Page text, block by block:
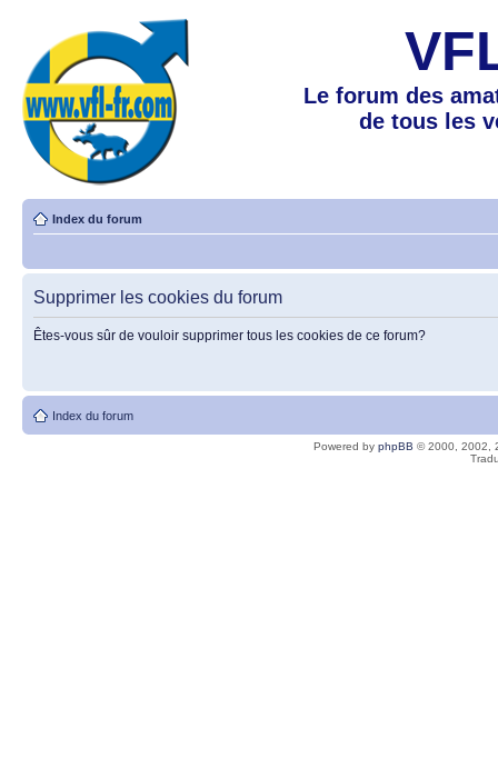
Le forum des
de tous les
Index du forum
Supprimer les cookies du forum
Êtes-vous sûr de vouloir supprimer tous les cookies de ce forum?
Index du forum
Powered by phpBB © 2000, 2002,